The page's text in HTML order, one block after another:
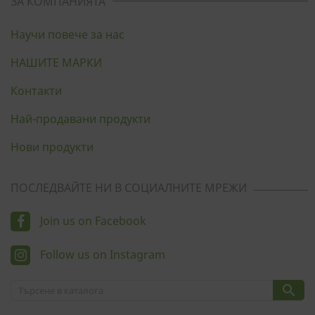
Научи повече за нас
НАШИТЕ МАРКИ
Контакти
Най-продавани продукти
Нови продукти
ПОСЛЕДВАЙТЕ НИ В СОЦИАЛНИТЕ МРЕЖИ
Join us on Facebook
Follow us on Instagram
